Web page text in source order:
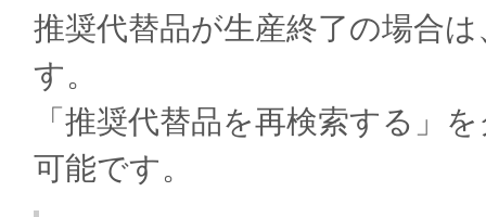
推奨代替品が生産終了の場合
す。
「推奨代替品を再検索する」
可能です。